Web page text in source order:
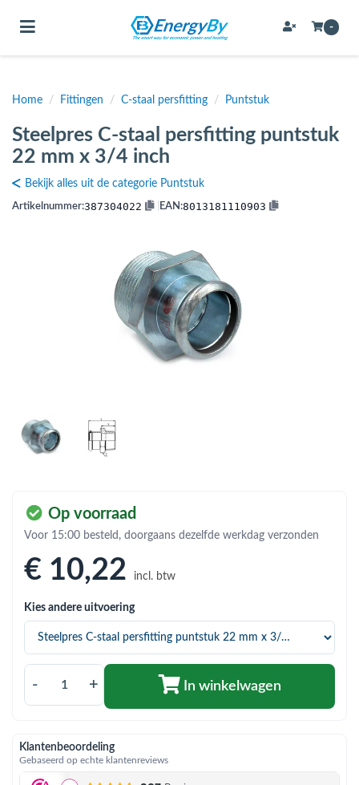
(Bevestigingsmateriaal / schroeven)
(Buffervaten, hygiene boilers & boilervaten)
(Expansievaten)
(Flexibele slangen)
(Hemelwaterafvoer & riolering)
(Installatiemateriaal)
(Rookkanalen)
(Verwarming, kachels & ketels)
(Warmtepompen en warmtepompboilers)
Toggle navigation -
Home / Fittingen / C-staal persfitting / Puntstuk
Steelpres C-staal persfitting puntstuk
22 mm x 3/4 inch
Bekijk alles uit de categorie Puntstuk
Artikelnummer:387304022 EAN:8013181110903
Op voorraad
Voor 15:00 besteld, doorgaans dezelfde werkdag verzonden
€ 10,22 incl. btw
Kies andere uitvoering
- + In winkelwagen
Klantenbeoordeling
Gebaseerd op echte klantenreviews